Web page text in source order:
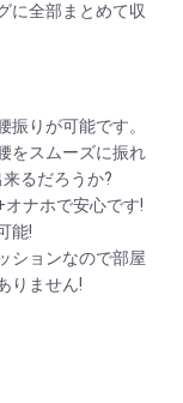
に全部まとめて収
振りが可能です。
をスムーズに振れ
るだろうか?
ナホで安心です!
能!
ションなので部屋
りません!